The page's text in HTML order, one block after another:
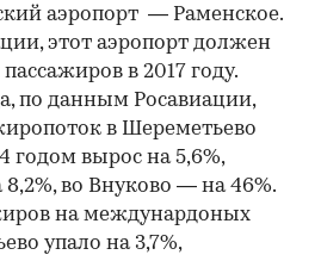
аэропорт — Раменское.
этот аэропорт должен
в 2017 году.
по данным Росавиации,
в Шереметьево
годом вырос на 5,6%,
во Внуково — на 46%.
на междунардоных
упало на 3,7%,